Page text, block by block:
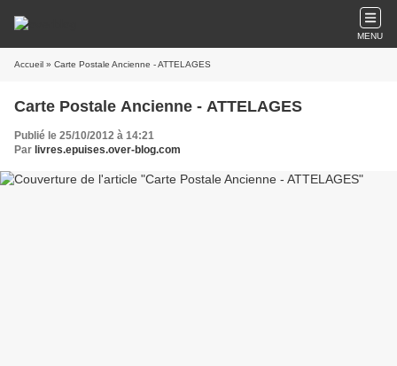
MENU
Accueil » Carte Postale Ancienne - ATTELAGES
Carte Postale Ancienne - ATTELAGES
Publié le 25/10/2012 à 14:21
Par livres.epuises.over-blog.com